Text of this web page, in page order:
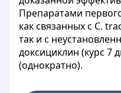
Препаратами
как связанных с С.
так и с
доксициклин (курс 7
(однократно).